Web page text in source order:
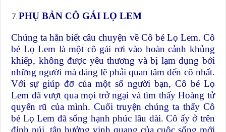
PHỤ BẢN CÔ GÁI LỌ LEM
Chúng ta hẳn biết câu chuyện về Cô bé Lọ Lem. Cô
bé Lọ Lem là một cô gái rơi vào hoàn cảnh khủng
khiếp, không được yêu thương và bị lạm dụng bởi
những người mà đáng lẽ phải quan tâm đến cô nhất.
Với sự giúp đỡ của một số người bạn, Cô bé Lọ
Lem đã vượt qua mọi trở ngại và tìm thấy Hoàng tử
quyến rũ của mình. Cuối truyện chúng ta thấy Cô
bé Lọ Lem đã sống hạnh phúc lâu dài. Cô ấy ở trên
đỉnh núi, tận hưởng vinh quang của cuộc sống mới